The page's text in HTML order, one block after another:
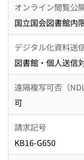
オンライン閲覧公
国立国会図書館内
デジタル化資料送
図書館・個人送信
遠隔複写可否（NDL
可
請求記号
KB16-G650